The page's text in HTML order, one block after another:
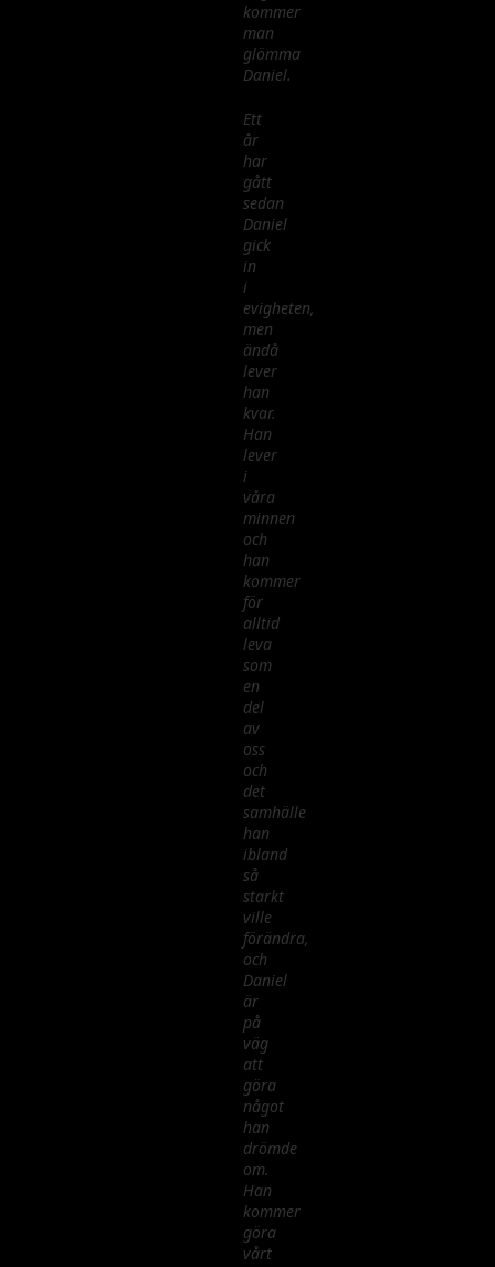
kommer
man
glömma
Daniel.
Ett
år
har
gått
sedan
Daniel
gick
in
i
evigheten,
men
ändå
lever
han
kvar.
Han
lever
i
våra
minnen
och
han
kommer
för
alltid
leva
som
en
del
av
oss
och
det
samhälle
han
ibland
så
starkt
ville
förändra,
och
Daniel
är
på
väg
att
göra
något
han
drömde
om.
Han
kommer
göra
vårt